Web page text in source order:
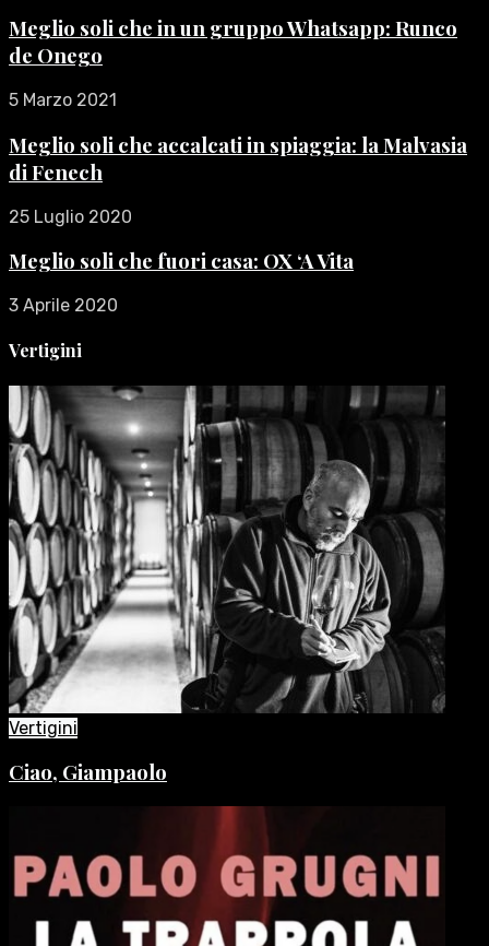
Meglio soli che in un gruppo Whatsapp: Runco
de Onego
5 Marzo 2021
Meglio soli che accalcati in spiaggia: la Malvasia
di Fenech
25 Luglio 2020
Meglio soli che fuori casa: OX ‘A Vita
3 Aprile 2020
Vertigini
Vertigini
Ciao, Giampaolo